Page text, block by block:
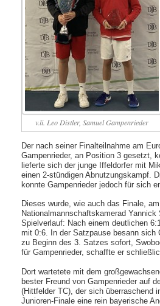
v.li. Leo Distler, Samuel Gampenrieder
Der nach seiner Finalteilnahme am
Gampenrieder, an Position 3 gesetzt,
lieferte sich der junge Iffeldorfer mit
einen 2-stündigen Abnutzungskampf.
konnte Gampenrieder jedoch für sich
Dieses wurde, wie auch das Finale,
Nationalmannschaftskamerad
Spielverlauf: Nach einem deutlichen
mit 0:6. In der Satzpause besann sich
zu Beginn des 3. Satzes sofort,
für Gampenrieder, schaffte er
Dort wartetete mit dem
bester Freund von Gampenrieder auf
(Hittfelder TC), der sich überraschend
Junioren-Finale eine rein bayerische